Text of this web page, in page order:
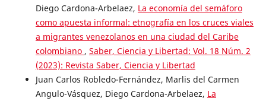
Diego Cardona-Arbelaez, La economía del semáforo
como apuesta informal: etnografía en los cruces viales
a migrantes venezolanos en una ciudad del Caribe
colombiano , Saber, Ciencia y Libertad: Vol. 18 Núm. 2
(2023): Revista Saber, Ciencia y Libertad
Juan Carlos Robledo-Fernández, Marlis del Carmen
Angulo-Vásquez, Diego Cardona-Arbelaez, La